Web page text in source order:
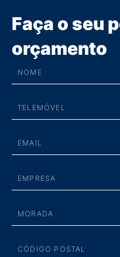
Faça o seu
orçamento